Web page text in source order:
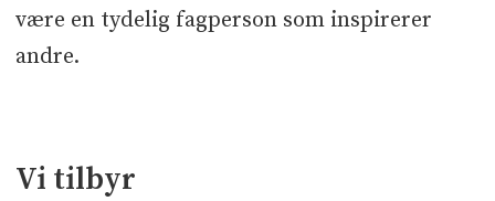
være en tydelig fagperson som inspirerer
andre.
Vi tilbyr